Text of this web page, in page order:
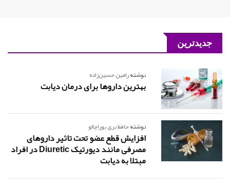
جدیدترین
نوشتهرامین حسین‌زاده
بهترین داروها برای درمان دیابت
نوشتهحافظ بری بوراچالو
افزایش قطع عضو تحت تاثیر داروهای
مصرفی مانند دیورتیک Diuretic در افراد
مبتلا به دیابت